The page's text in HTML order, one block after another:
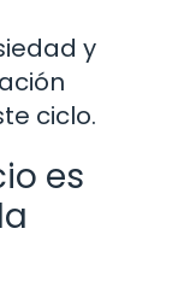
y
ciclo.
es